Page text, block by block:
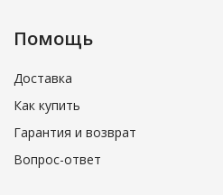
Помощь
Доставка
Как купить
Гарантия и возврат
Вопрос-ответ